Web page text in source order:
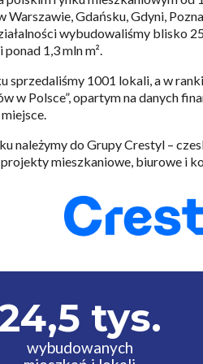
Warszawie, Gdańsku, Gdyni,
wybudowaliśmy blisko
1,3 mln m².
sprzedaliśmy 1001 lokali, a w
w Polsce”, opartym na danych
należymy do Grupy Crestyl –
mieszkaniowe, biurowe i
tys.
wybudowanych